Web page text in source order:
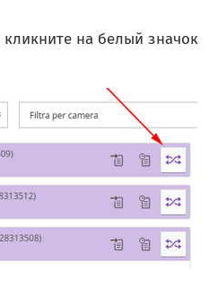
кликните на белый значок